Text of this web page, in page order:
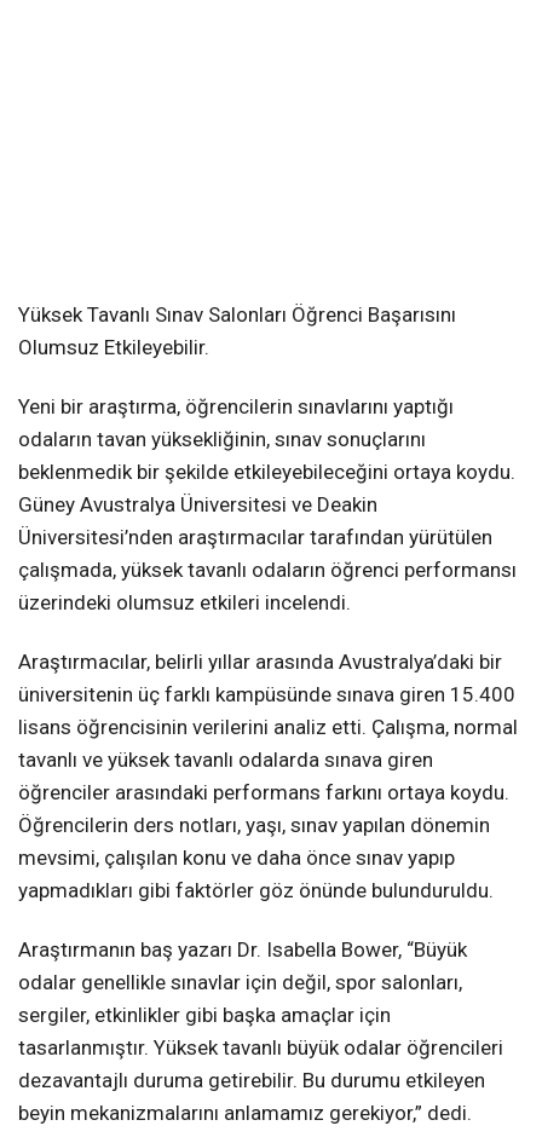
Yüksek Tavanlı Sınav Salonları Öğrenci Başarısını
Olumsuz Etkileyebilir.
Yeni bir araştırma, öğrencilerin sınavlarını yaptığı
odaların tavan yüksekliğinin, sınav sonuçlarını
beklenmedik bir şekilde etkileyebileceğini ortaya koydu.
Güney Avustralya Üniversitesi ve Deakin
Üniversitesi’nden araştırmacılar tarafından yürütülen
çalışmada, yüksek tavanlı odaların öğrenci performansı
üzerindeki olumsuz etkileri incelendi.
Araştırmacılar, belirli yıllar arasında Avustralya’daki bir
üniversitenin üç farklı kampüsünde sınava giren 15.400
lisans öğrencisinin verilerini analiz etti. Çalışma, normal
tavanlı ve yüksek tavanlı odalarda sınava giren
öğrenciler arasındaki performans farkını ortaya koydu.
Öğrencilerin ders notları, yaşı, sınav yapılan dönemin
mevsimi, çalışılan konu ve daha önce sınav yapıp
yapmadıkları gibi faktörler göz önünde bulunduruldu.
Araştırmanın baş yazarı Dr. Isabella Bower, “Büyük
odalar genellikle sınavlar için değil, spor salonları,
sergiler, etkinlikler gibi başka amaçlar için
tasarlanmıştır. Yüksek tavanlı büyük odalar öğrencileri
dezavantajlı duruma getirebilir. Bu durumu etkileyen
beyin mekanizmalarını anlamamız gerekiyor,” dedi.